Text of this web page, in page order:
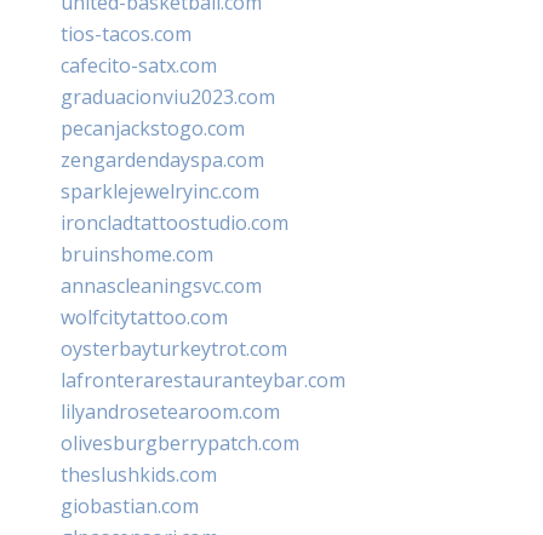
tios-tacos.com
cafecito-satx.com
graduacionviu2023.com
pecanjackstogo.com
zengardendayspa.com
sparklejewelryinc.com
ironcladtattoostudio.com
bruinshome.com
annascleaningsvc.com
wolfcitytattoo.com
oysterbayturkeytrot.com
lafronterarestauranteybar.com
lilyandrosetearoom.com
olivesburgberrypatch.com
theslushkids.com
giobastian.com